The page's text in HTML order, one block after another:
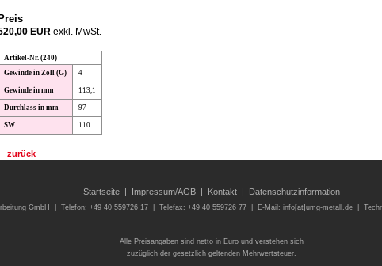
Preis
EUR exkl. MwSt.
Artikel-Nr. (240)
Gewinde in Zoll (G)
4
Gewinde in mm 113,1
Durchlass in mm 97
SW 110
zurück
Startseite | Impressum/AGB | Kontakt | Datenschutzinformation
GmbH | Telefon: +49 40 559726 17 | Telefax: +49 40 559726 77 | E-Mail: info[at]umg-metall.de |
Alle Preisangaben sind netto in Euro und verstehen sich
zuzüglich der gesetzlich geltenden Mehrwertsteuer.